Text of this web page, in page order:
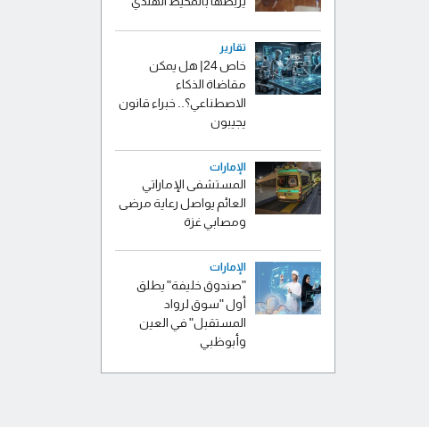
تقارير
خاص 24| هل يمكن
مقاضاة الذكاء
الاصطناعي؟.. خبراء قانون
يجيبون
الإمارات
المستشفى الإماراتي
العائم يواصل رعاية مرضى
ومصابي غزة
الإمارات
"صندوق خليفة" يطلق
أول "سوق لرواد
المستقبل" في العين
وأبوظبي